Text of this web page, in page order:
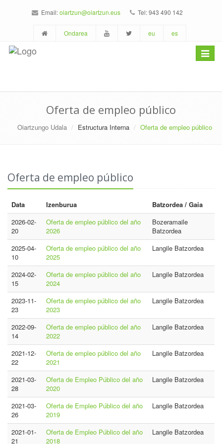
Email:oiartzun@oiartzun.eus Tel: 943 490 142
Ondarea eu es
Toggle
Oferta de empleo público
Oiartzungo Udala Estructura Interna Oferta de empleo público
Oferta de empleo público
Data Izenburua
Batzordea / Gaia
2026-02-
20
Oferta de empleo público del año
2026
Bozeramaile
Batzordea
2025-04-
10
Oferta de empleo público del año
2025
Langile Batzordea
2024-02-
15
Oferta de empleo público del año
2024
Langile Batzordea
2023-11-
23
Oferta de empleo público del año
2023
Langile Batzordea
2022-09-
14
Oferta de empleo público del año
2022
Langile Batzordea
2021-12-
22
Oferta de empleo público del año
2021
Langile Batzordea
2021-03-
28
Oferta de Empleo Público del año
2020
Langile Batzordea
2021-03-
26
Oferta de Empleo Público del año
2019
Langile Batzordea
2021-01-
21
Oferta de Empleo Público del año
2018
Langile Batzordea